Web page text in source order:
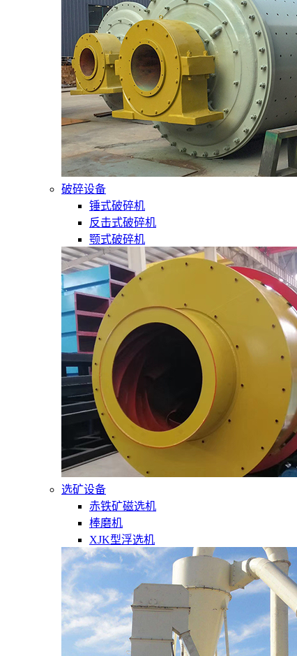
破碎设备
锤式破碎机
反击式破碎机
颚式破碎机
选矿设备
赤铁矿磁选机
棒磨机
XJK型浮选机